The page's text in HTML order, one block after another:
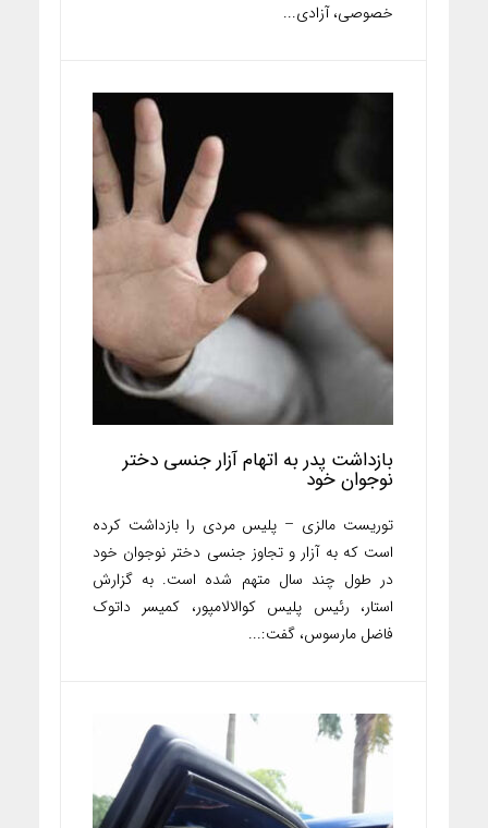
خصوصی، آزادی...
بازداشت پدر به اتهام آزار جنسی دختر
نوجوان خود
توریست مالزی – پلیس مردی را بازداشت کرده
است که به آزار و تجاوز جنسی دختر نوجوان خود
در طول چند سال متهم شده است. به گزارش
استار، رئیس پلیس کوالالامپور، کمیسر داتوک
فاضل مارسوس، گفت:...